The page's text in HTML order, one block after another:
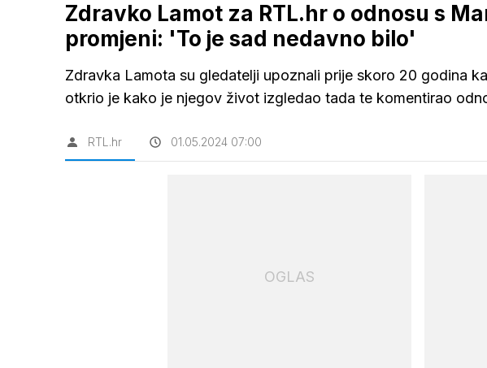
Zdravko Lamot za RTL.hr o odnosu s
promjeni: 'To je sad nedavno bilo'
Zdravka Lamota su gledatelji upoznali prije skoro 20 godina
otkrio je kako je njegov život izgledao tada te komentirao
RTL.hr 01.05.2024 07:00
OGLAS